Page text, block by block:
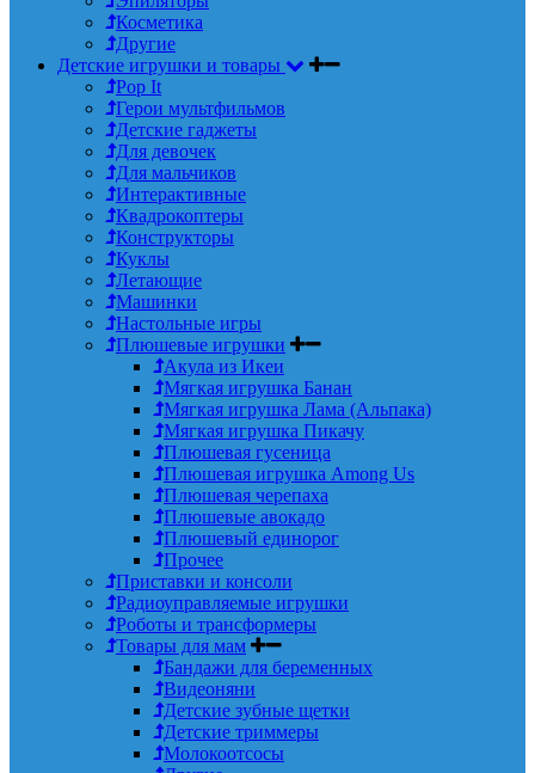
Косметика
Другие
Детские игрушки и товары
Pop It
Герои мультфильмов
Детские гаджеты
Для девочек
Для мальчиков
Интерактивные
Квадрокоптеры
Конструкторы
Куклы
Летающие
Машинки
Настольные игры
Плюшевые игрушки
Акула из Икеи
Мягкая игрушка Банан
Мягкая игрушка Лама (Альпака)
Мягкая игрушка Пикачу
Плюшевая гусеница
Плюшевая игрушка Among Us
Плюшевая черепаха
Плюшевые авокадо
Плюшевый единорог
Прочее
Приставки и консоли
Радиоуправляемые игрушки
Роботы и трансформеры
Товары для мам
Бандажи для беременных
Видеоняни
Детские зубные щетки
Детские триммеры
Молокоотсосы